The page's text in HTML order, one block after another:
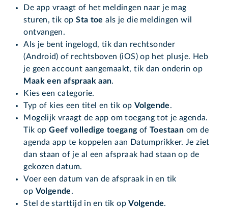
De app vraagt of het meldingen naar je mag
sturen, tik opSta toeals je die meldingen wil
ontvangen.
Als je bent ingelogd, tik dan rechtsonder
(Android) of rechtsboven (iOS) op het plusje. Heb
je geen account aangemaakt, tik dan onderin op
Maak een afspraak aan.
Kies een categorie.
Typ of kies een titel en tik op Volgende.
Mogelijk vraagt de app om toegang tot je agenda.
Tik opGeef volledige toegangofToestaan om de
agenda app te koppelen aan Datumprikker. Je ziet
dan staan of je al een afspraak had staan op de
gekozen datum.
Voer een datum van de afspraak in en tik
op Volgende.
Stel de starttijd in en tik opVolgende.